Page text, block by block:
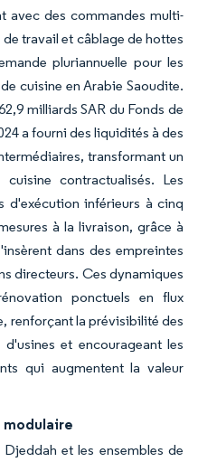
avec des commandes multi-
travail et câblage de hottes
pluriannuelle pour les
cuisine en Arabie Saoudite.
milliards SAR du Fonds de
a fourni des liquidités à des
transformant un
contractualisés. Les
d'exécution inférieurs à cinq
à la livraison, grâce à
dans des empreintes
directeurs. Ces dynamiques
ponctuels en flux
renforçant la prévisibilité des
et encourageant les
qui augmentent la valeur
et les ensembles de